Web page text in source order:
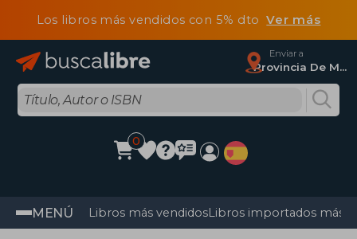
Los libros más vendidos con 5% dtoVer más
Enviar a
Provincia De Madrid
0
MENÚ Libros más vendidosLibros importados más